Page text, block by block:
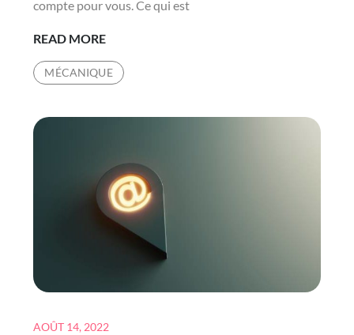
compte pour vous. Ce qui est
READ MORERÉPARATION
HORLOGE
ISÈRE:
OCCASIONS
UNE
MONTRE
EST
LE
CADEAU
MÉCANIQUE
Posted
AOÛT 14, 2022